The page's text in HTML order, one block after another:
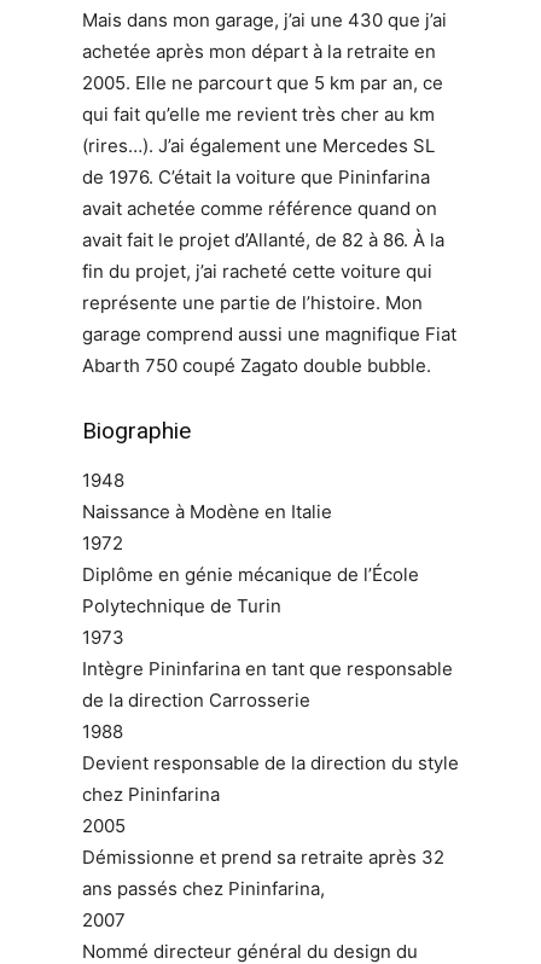
Mais dans mon garage, j’ai une 430 que j’ai
achetée après mon départ à la retraite en
2005. Elle ne parcourt que 5 km par an, ce
qui fait qu’elle me revient très cher au km
(rires…). J’ai également une Mercedes SL
de 1976. C’était la voiture que Pininfarina
avait achetée comme référence quand on
avait fait le projet d’Allanté, de 82 à 86. À la
fin du projet, j’ai racheté cette voiture qui
représente une partie de l’histoire. Mon
garage comprend aussi une magnifique Fiat
Abarth 750 coupé Zagato double bubble.
Biographie
1948
Naissance à Modène en Italie
1972
Diplôme en génie mécanique de l’École
Polytechnique de Turin
1973
Intègre Pininfarina en tant que responsable
de la direction Carrosserie
1988
Devient responsable de la direction du style
chez Pininfarina
2005
Démissionne et prend sa retraite après 32
ans passés chez Pininfarina,
2007
Nommé directeur général du design du